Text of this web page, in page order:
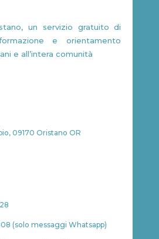
un servizio gratuito di
e orientamento
e all’intera comunità
09170 Oristano OR
(solo messaggi Whatsapp)